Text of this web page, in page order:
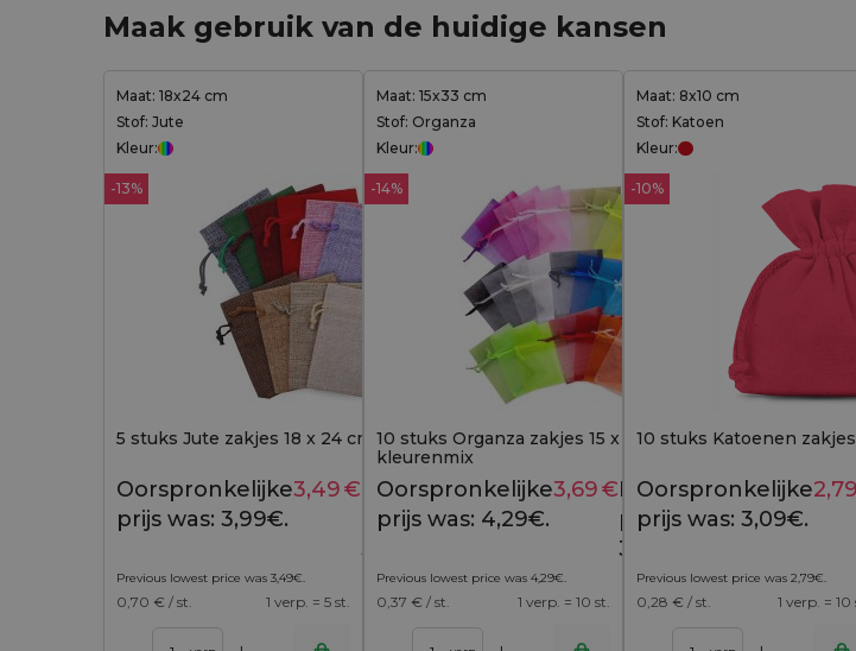
Maak gebruik van de huidige kansen
Maat: 18x24 cm
Stof: Jute
Kleur:
-13%
5 stuks Jute zakjes 18 x 24 cm - kleurenmix
3,99 €
Oorspronkelijke
prijs was: 3,99€.
3,49€ Huidige
prijs is:
3,49€.
Previous lowest price was 3,49€
0,70 € / st. 1 verp. = 5 st.
Maat: 15x33 cm
Stof: Organza
Kleur:
-14%
10 stuks Organza zakjes 15 x 33 cm -
kleurenmix
4,29 €
Oorspronkelijke
prijs was: 4,29€.
3,69€Huidige
prijs is:
3,69€.
Previous lowest price was 4,29€
0,37 € / st. 1 verp. = 10 st.
Maat: 8x10 cm
Stof: Katoen
Kleur:
-10%
10 stuks Katoenen
Oorspronkelijke
prijs was: 3,09€.
2,79
Previous lowest price was 2,79€
0,28 € / st. 1 verp. = 10